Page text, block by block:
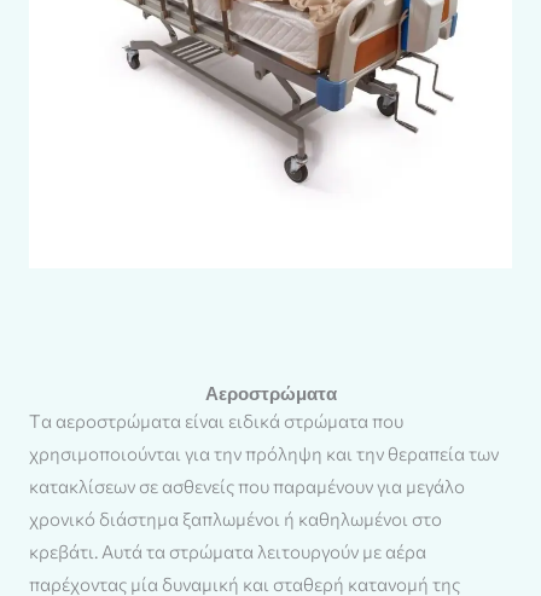
Aεροστρώματα
Tα αεροστρώματα είναι ειδικά στρώματα που
χρησιμοποιούνται για την πρόληψη και την θεραπεία των
κατακλίσεων σε ασθενείς που παραμένουν για μεγάλο
χρονικό διάστημα ξαπλωμένοι ή καθηλωμένοι στο
κρεβάτι. Αυτά τα στρώματα λειτουργούν με αέρα
παρέχοντας μία δυναμική και σταθερή κατανομή της